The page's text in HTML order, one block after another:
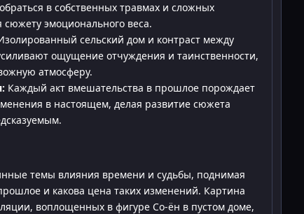
в собственных травмах и сложных
эмоционального веса.
сельский дом и контраст между
ощущение отчуждения и таинственности,
атмосферу.
Каждый акт вмешательства в прошлое порождает
в настоящем, делая развитие сюжета
темы влияния времени и судьбы, поднимая
и какова цена таких изменений. Картина
воплощенных в фигуре Со-ён в пустом доме,